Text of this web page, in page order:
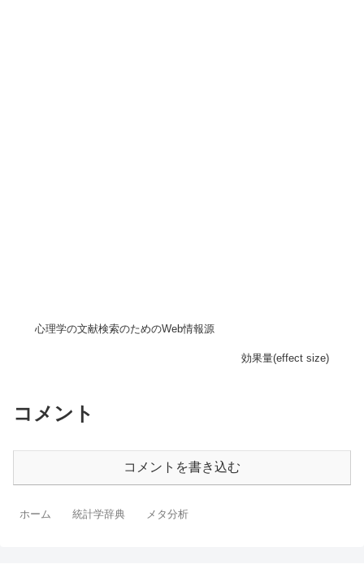
心理学の文献検索のためのWeb情報源
効果量(effect size)
コメント
コメントを書き込む
ホーム 統計学辞典 メタ分析